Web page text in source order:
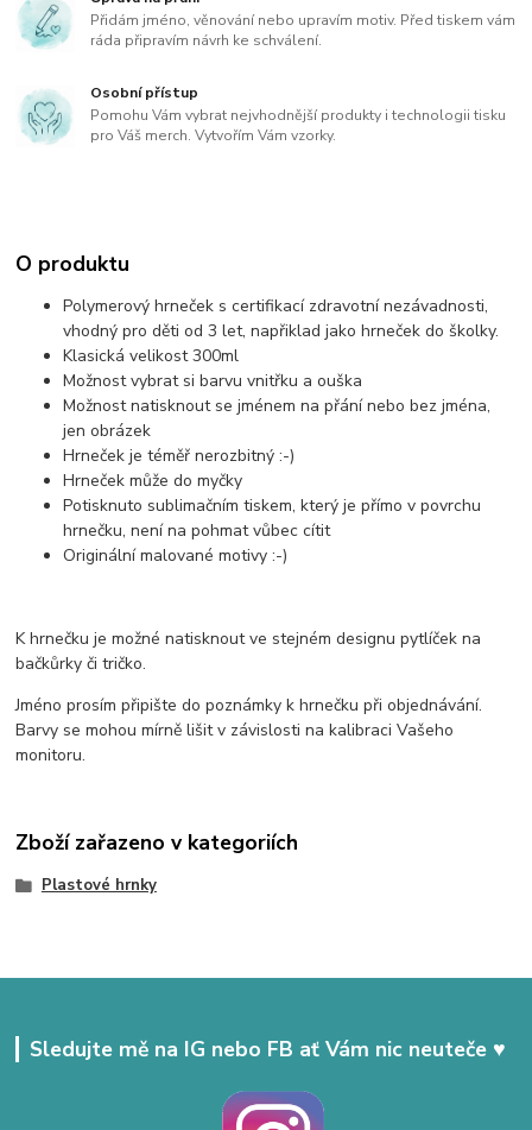
Přidám jméno, věnování nebo upravím motiv. Před tiskem vám
ráda připravím návrh ke schválení.
Osobní přístup
Pomohu Vám vybrat nejvhodnější produkty i technologii tisku
pro Váš merch. Vytvořím Vám vzorky.
O produktu
Polymerový hrneček s certifikací zdravotní nezávadnosti,
vhodný pro děti od 3 let, napřiklad jako hrneček do školky.
Klasická velikost 300ml
Možnost vybrat si barvu vnitřku a ouška
Možnost natisknout se jménem na přání nebo bez jména,
jen obrázek
Hrneček je téměř nerozbitný :-)
Hrneček může do myčky
Potisknuto sublimačním tiskem, který je přímo v povrchu
hrnečku, není na pohmat vůbec cítit
Originální malované motivy :-)
K hrnečku je možné natisknout ve stejném designu pytlíček na
bačkůrky či tričko.
Jméno prosím připište do poznámky k hrnečku při objednávání.
Barvy se mohou mírně lišit v závislosti na kalibraci Vašeho
monitoru.
Zboží zařazeno v kategoriích
Plastové hrnky
Sledujte mě na IG nebo FB ať Vám nic neuteče ♥